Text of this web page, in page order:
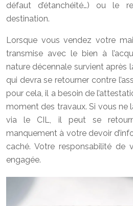
défaut d’étanchéité…) ou le
destination.
Lorsque vous vendez votre
transmise avec le bien à
nature décennale survient après
qui devra se retourner contre
pour cela, il a besoin de
moment des travaux. Si vous ne
via le CIL, il peut se
manquement à votre devoir
caché. Votre responsabilité de
engagée.